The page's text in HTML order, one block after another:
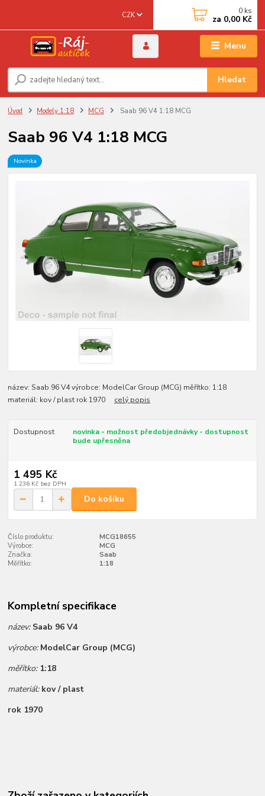
Menu
CZK
Hledat
0 ks
za 0,00 Kč
Úvod Modely 1:18 MCG Saab 96 V4 1:18 MCG
Saab 96 V4 1:18 MCG
Novinka
název: Saab 96 V4 výrobce: ModelCar Group (MCG) měřítko: 1:18
materiál: kov / plast rok 1970 celý popis
Dostupnost
novinka - možnost předobjednávky - dostupnost
bude upřesněna
1 495 Kč
1 236 Kč bez DPH
Do košíku
Číslo produktu:
MCG18655
Výrobce:
MCG
Značka:
Saab
Měřítko:
1:18
Kompletní specifikace
název: Saab 96 V4
výrobce: ModelCar Group (MCG)
měřítko: 1:18
materiál: kov / plast
rok 1970